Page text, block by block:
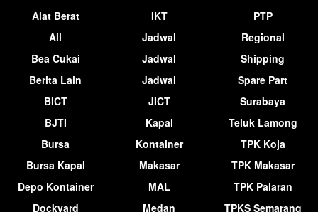
Alat Berat
All
Bea Cukai
Berita Lain
BICT
BJTI
Bursa
Bursa Kapal
Depo Kontainer
Dockyard
IKT
Jadwal
Jadwal
Jadwal
JICT
Kapal
Kontainer
Makasar
MAL
Medan
PTP
Regional
Shipping
Spare Part
Surabaya
Teluk Lamong
TPK Koja
TPK Makasar
TPK Palaran
TPKS Semarang